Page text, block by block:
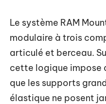
Le système RAM
modulaire à trois
articulé et berceau.
cette logique impose
que les supports
élastique ne posent